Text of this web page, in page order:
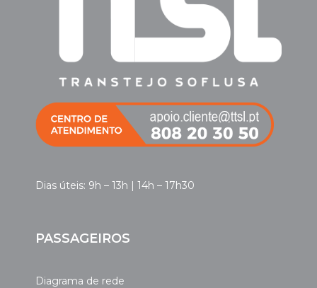
Dias úteis: 9h – 13h | 14h – 17h30
PASSAGEIROS
Diagrama de rede